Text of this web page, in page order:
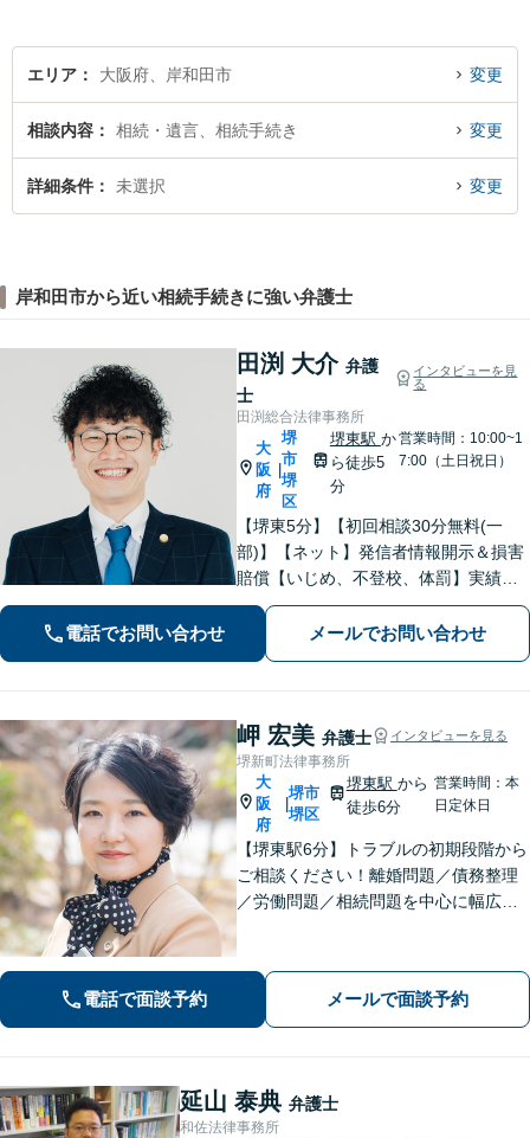
エリア 大阪府、岸和田市 変更
相談内容 相続・遺言、相続手続き 変更
詳細条件 未選択 変更
岸和田市から近い相続手続きに強い弁護士
田渕 大介 弁護
士
インタビューを見
る
田渕総合法律事務所
大
阪
府
堺
市
堺
区
堺東駅 か
ら徒歩5
分
営業時間：10:00~1
7:00（土日祝日）
【堺東5分】【初回相談30分無料(一
部)】【ネット】発信者情報開示＆損害
賠償【いじめ、不登校、体罰】実績豊
富【離婚問題】不倫・離婚に注力／有
利な条件での慰謝料・離婚【労働問
題】ハラスメント事案の実績／裁判を
電話でお問い合わせ メールでお問い合わせ
岬 宏美 弁護士 インタビューを見る
堺新町法律事務所
大
阪
府
堺市
堺区
堺東駅 から
徒歩6分
営業時間：本
日定休日
【堺東駅6分】トラブルの初期段階から
ご相談ください！離婚問題／債務整理
／労働問題／相続問題を中心に幅広く
す【完全個室】
電話で面談予約 メールで面談予約
延山 泰典 弁護士
和佐法律事務所